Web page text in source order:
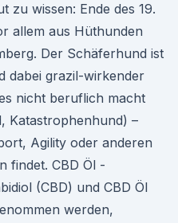
zu wissen: Ende des 19.
allem aus Hüthunden
Der Schäferhund ist
dabei grazil-wirkender
nicht beruflich macht
Katastrophenhund) –
Agility oder anderen
findet. CBD Öl -
(CBD) und CBD Öl
werden,